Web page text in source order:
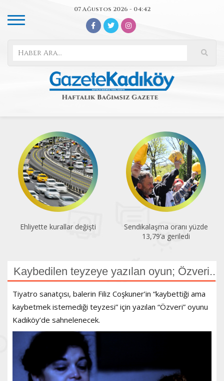
07 Ağustos 2026 - 04:42
Sendikalaşma oranı yüzde
İlk altı ayda 150 kadın
öldürüldü
Kaybedilen teyzeye yazılan oyun; Özveri..
Tiyatro sanatçısı, balerin Filiz Coşkuner’in “kaybettiği ama
kaybetmek istemediği teyzesi” için yazılan “Özveri” oyunu
Kadıköy’de sahnelenecek.